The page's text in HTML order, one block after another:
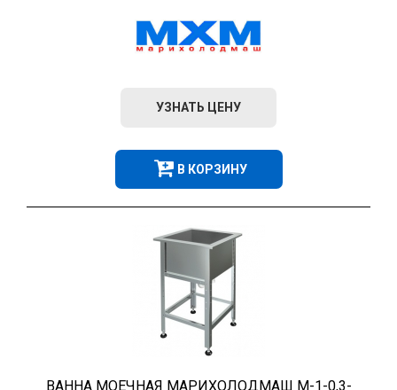
УЗНАТЬ ЦЕНУ
В КОРЗИНУ
ВАННА МОЕЧНАЯ МАРИХОЛОДМАШ М-1-0,3-